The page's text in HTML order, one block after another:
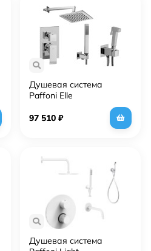
Душевая система
Paffoni Elle
KITZEL018CR/MKING с
гигиеническим душем
97 510 ₽
Душевая система